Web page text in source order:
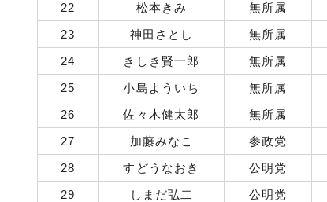
22
松本きみ 無所属
23
神田さとし 無所属
24
きしき賢一郎 無所属
25
小島よういち 無所属
26
佐々木健太郎 無所属
27
加藤みなこ 参政党
28
すどうなおき 公明党
29
しまだ弘二 公明党